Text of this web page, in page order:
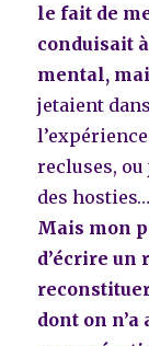
le fait de
conduisait
mental,
jetaient
recluses, ou
des
Mais mon
d’écrire un
dont on